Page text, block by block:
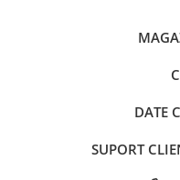
DATE
SUPORT